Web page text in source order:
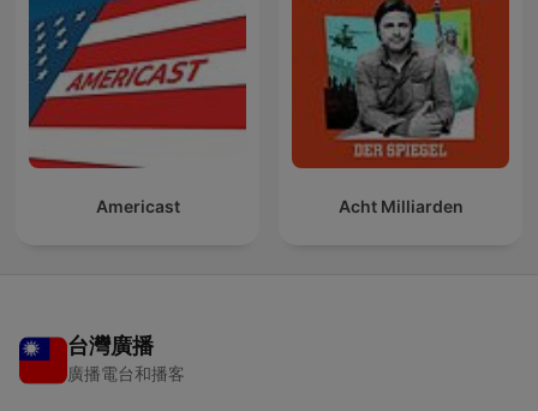
Americast Acht Milliarden
台灣廣播
廣播電台和播客